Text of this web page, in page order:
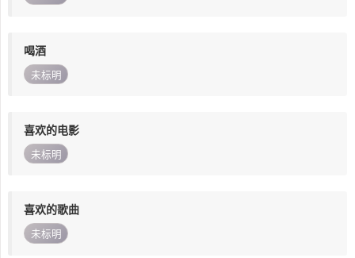
喝酒
未标明
喜欢的电影
未标明
喜欢的歌曲
未标明